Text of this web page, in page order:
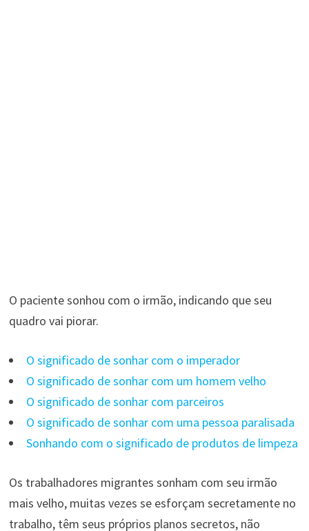
O paciente sonhou com o irmão, indicando que seu
quadro vai piorar.
O significado de sonhar com o imperador
O significado de sonhar com um homem velho
O significado de sonhar com parceiros
O significado de sonhar com uma pessoa paralisada
Sonhando com o significado de produtos de limpeza
Os trabalhadores migrantes sonham com seu irmão
mais velho, muitas vezes se esforçam secretamente no
trabalho, têm seus próprios planos secretos, não